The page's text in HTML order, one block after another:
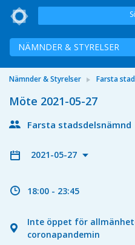
NÄMNDER & STYRELSER
Nämnder & Styrelser Farsta
Möte 2021-05-27
Farsta stadsdelsnämnd
2021-05-27
18:00 - 23:45
Inte öppet för
coronapandemin